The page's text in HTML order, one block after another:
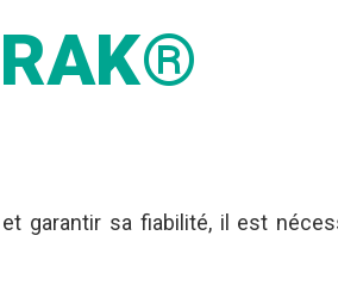
garantir sa fiabilité, il est